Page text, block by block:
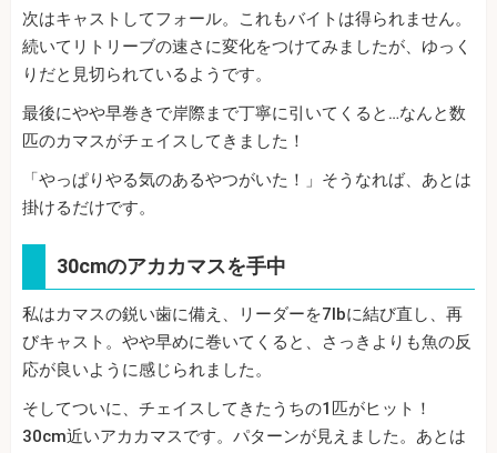
次はキャストしてフォール。これもバイトは得られません。
続いてリトリーブの速さに変化をつけてみましたが、ゆっく
りだと見切られているようです。
最後にやや早巻きで岸際まで丁寧に引いてくると…なんと数
匹のカマスがチェイスしてきました！
「やっぱりやる気のあるやつがいた！」そうなれば、あとは
掛けるだけです。
30cmのアカカマスを手中
私はカマスの鋭い歯に備え、リーダーを7lbに結び直し、再
びキャスト。やや早めに巻いてくると、さっきよりも魚の反
応が良いように感じられました。
そしてついに、チェイスしてきたうちの1匹がヒット！
30cm近いアカカマスです。パターンが見えました。あとは